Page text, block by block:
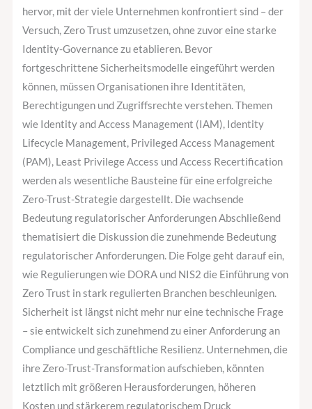
hervor, mit der viele Unternehmen konfrontiert sind – der
Versuch, Zero Trust umzusetzen, ohne zuvor eine starke
Identity-Governance zu etablieren. Bevor
fortgeschrittene Sicherheitsmodelle eingeführt werden
können, müssen Organisationen ihre Identitäten,
Berechtigungen und Zugriffsrechte verstehen. Themen
wie Identity and Access Management (IAM), Identity
Lifecycle Management, Privileged Access Management
(PAM), Least Privilege Access und Access Recertification
werden als wesentliche Bausteine für eine erfolgreiche
Zero-Trust-Strategie dargestellt. Die wachsende
Bedeutung regulatorischer Anforderungen Abschließend
thematisiert die Diskussion die zunehmende Bedeutung
regulatorischer Anforderungen. Die Folge geht darauf ein,
wie Regulierungen wie DORA und NIS2 die Einführung von
Zero Trust in stark regulierten Branchen beschleunigen.
Sicherheit ist längst nicht mehr nur eine technische Frage
– sie entwickelt sich zunehmend zu einer Anforderung an
Compliance und geschäftliche Resilienz. Unternehmen, die
ihre Zero-Trust-Transformation aufschieben, könnten
letztlich mit größeren Herausforderungen, höheren
Kosten und stärkerem regulatorischem Druck